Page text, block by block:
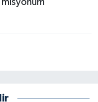
misyonum